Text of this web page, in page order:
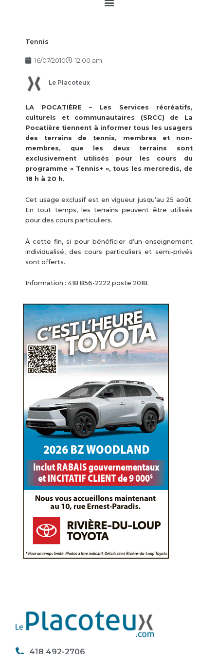
Tennis
16/07/2010 12:00 am
Le Placoteux
LA POCATIÈRE – Les Services récréatifs,
culturels et communautaires (SRCC) de La
Pocatière tiennent à informer tous les usagers
des terrains de tennis, membres et non-
membres, que les deux terrains sont
exclusivement utilisés pour les cours du
programme « Tennis+ », tous les mercredis, de
18 h à 20 h.
Cet usage exclusif est en vigueur jusqu’au 25 août.
En tout temps, les terrains peuvent être utilisés
pour des cours particuliers.
À cette fin, si pour bénéficier d’un enseignement
individualisé, des cours particuliers et semi-privés
sont offerts.
Information : 418 856-2222 poste 2018.
418 492-2706